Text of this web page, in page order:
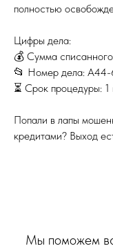
полностью
Цифры дела:
💰 Сумма
📂 Номер дела:
⏳ Срок процедуры:
Попали в лапы
кредитами? Выход
Мы поможем